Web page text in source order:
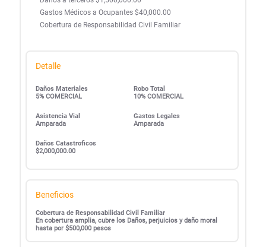
Gastos Médicos a Ocupantes $40,000.00
Cobertura de Responsabilidad Civil Familiar
Detalle
Daños Materiales
5% COMERCIAL
Robo Total
10% COMERCIAL
Asistencia Vial
Amparada
Gastos Legales
Amparada
Daños Catastroficos
$2,000,000.00
Beneficios
Cobertura de Responsabilidad Civil Familiar
En cobertura amplia, cubre los Daños, perjuicios y daño moral
hasta por $500,000 pesos